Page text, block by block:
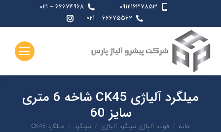
09121637853
66674968 – 021
66675562 – 021
page
میلگرد آلیاژی CK45 شاخه 6 متری
سایز 60
شما اینجا هستید:
خانه فولاد آلیاژی میلگرد آلیاژی میلگرد
میلگرد CK45